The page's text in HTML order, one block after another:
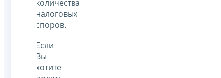
количества
налоговых
споров.
Если
Вы
хотите